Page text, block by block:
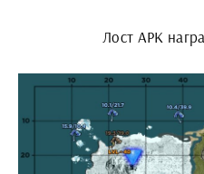
Лост АРК